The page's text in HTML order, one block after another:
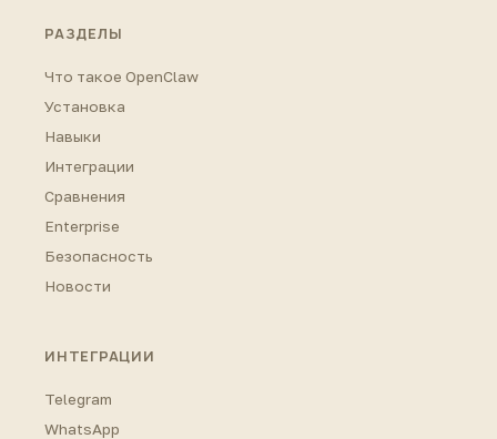
РАЗДЕЛЫ
Что такое OpenClaw
Установка
Навыки
Интеграции
Сравнения
Enterprise
Безопасность
Новости
ИНТЕГРАЦИИ
Telegram
WhatsApp